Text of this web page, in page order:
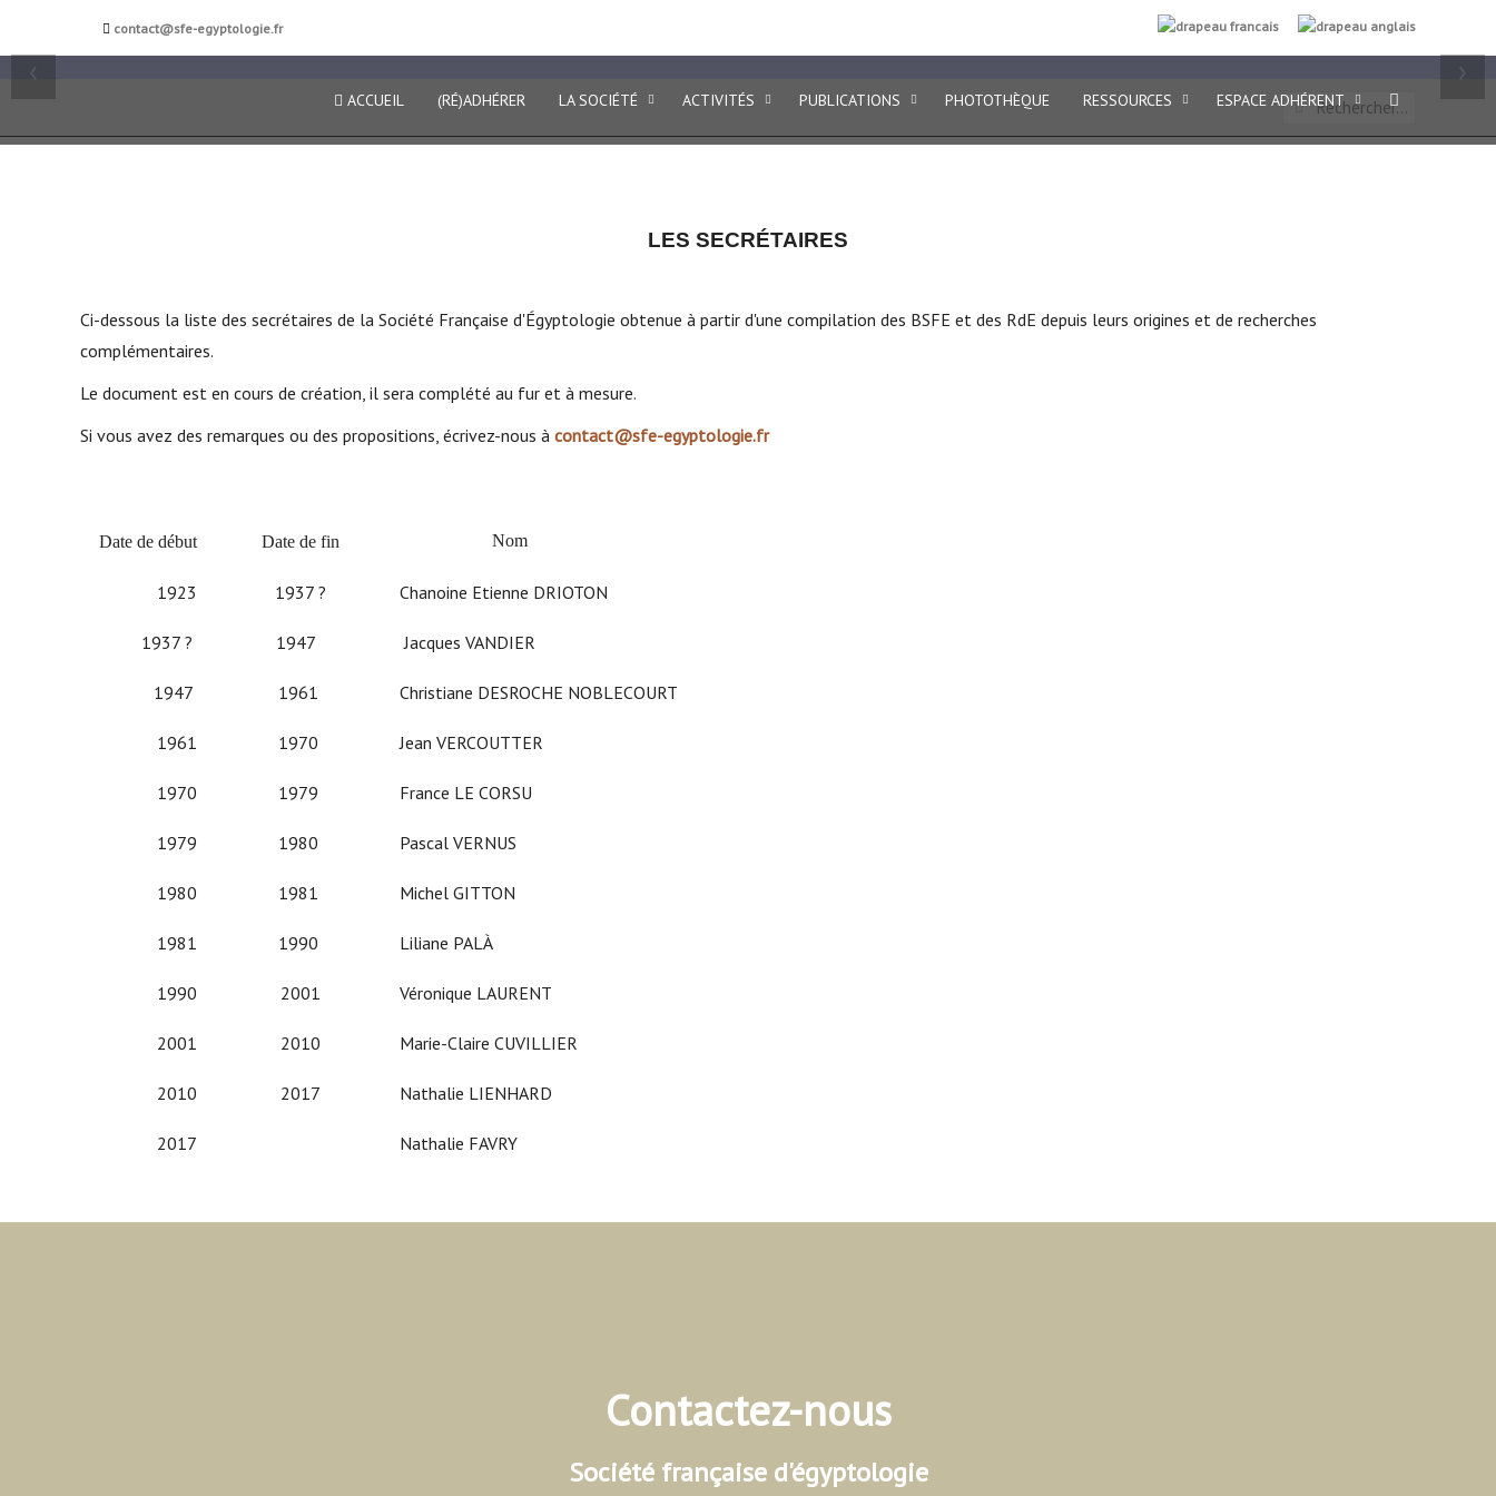
contact@sfe-egyptologie.fr
ACCUEIL (RÉ)ADHÉRER LA SOCIÉTÉ ACTIVITÉS PUBLICATIONS PHOTOTHÈQUE RESSOURCES ESPACE ADHÉRENT
›
‹
LES SECRÉTAIRES
Ci-dessous la liste des secrétaires de la Société Française d'Égyptologie obtenue à partir d'une compilation des BSFE et des RdE depuis leurs origines et de recherches
complémentaires.
Le document est en cours de création, il sera complété au fur et à mesure.
Si vous avez des remarques ou des propositions, écrivez-nous à contact@sfe-egyptologie.fr
Date de début Date de fin Nom
1923 1937 ? Chanoine Etienne DRIOTON
1937 ? 1947 Jacques VANDIER
1947 1961 Christiane DESROCHE NOBLECOURT
1961 1970 Jean VERCOUTTER
1970 1979 France LE CORSU
1979 1980 Pascal VERNUS
1980 1981 Michel GITTON
1981 1990 Liliane PALÀ
1990 2001 Véronique LAURENT
2001 2010 Marie-Claire CUVILLIER
2010 2017 Nathalie LIENHARD
2017 Nathalie FAVRY
Contactez-nous
Société française d'égyptologie